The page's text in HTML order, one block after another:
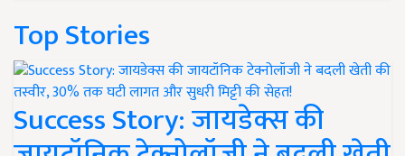
Top Stories
Success Story: जायडेक्स की